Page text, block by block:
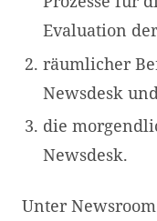
Evaluation
räumlicher
Newsdesk
die
Newsdesk.
Unter